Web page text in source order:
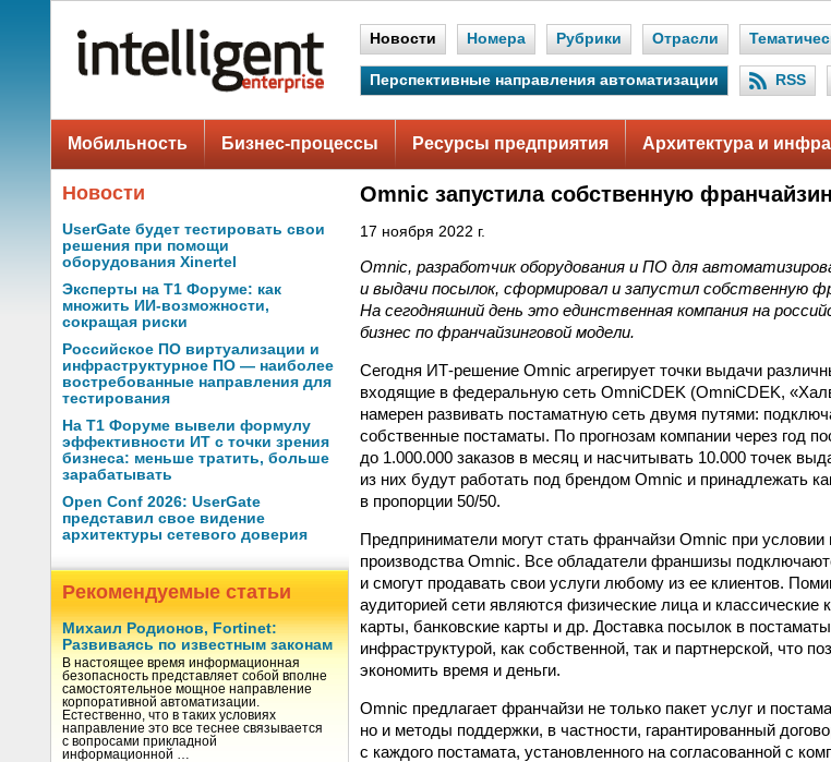
Новости Номера Рубрики Отрасли
Перспективные направления автоматизации RSS
Мобильность Бизнес-процессы Ресурсы предприятия Архитектура и
Новости
UserGate будет тестировать свои
решения при помощи
оборудования Xinertel
Эксперты на Т1 Форуме: как
множить ИИ-возможности,
сокращая риски
Российское ПО виртуализации и
инфраструктурное ПО — наиболее
востребованные направления для
тестирования
На Т1 Форуме вывели формулу
эффективности ИТ с точки зрения
бизнеса: меньше тратить, больше
зарабатывать
Open Conf 2026: UserGate
представил свое видение
архитектуры сетевого доверия
Рекомендуемые статьи
Михаил Родионов, Fortinet:
Развиваясь по известным законам
В настоящее время информационная
безопасность представляет собой вполне
самостоятельное мощное направление
корпоративной автоматизации.
Естественно, что в таких условиях
направление это все теснее связывается
с вопросами прикладной
информационной …
Omnic запустила собственную
17 ноября 2022 г.
Omnic, разработчик оборудования и ПО для
и выдачи посылок, сформировал и запустил собственную
На сегодняшний день это единственная компания на
бизнес по франчайзинговой модели.
Сегодня ИТ-решение Omnic агрегирует точки выдачи
входящие в федеральную сеть OmniCDEK (OmniCDEK,
намерен развивать постаматную сеть двумя путями:
собственные постаматы. По прогнозам компании через год
до 1.000.000 заказов в месяц и насчитывать 10.000 точек
из них будут работать под брендом Omnic и принадлежать
в пропорции 50/50.
Предприниматели могут стать франчайзи Omnic при условии
производства Omnic. Все обладатели франшизы
и смогут продавать свои услуги любому из ее клиентов.
аудиторией сети являются физические лица и
карты, банковские карты и др. Доставка посылок в
инфраструктурой, как собственной, так и партнерской, что
экономить время и деньги.
Omnic предлагает франчайзи не только пакет услуг и
но и методы поддержки, в частности, гарантированный
с каждого постамата, установленного на согласованной с